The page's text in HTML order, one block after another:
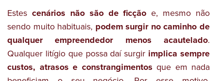
Estes cenários não são de ficção e, mesmo não
sendo muito habituais, podem surgir no caminho de
qualquer empreendedor menos acautelado.
Qualquer litígio que possa daí surgir implica sempre
custos, atrasos e constrangimentos que em nada